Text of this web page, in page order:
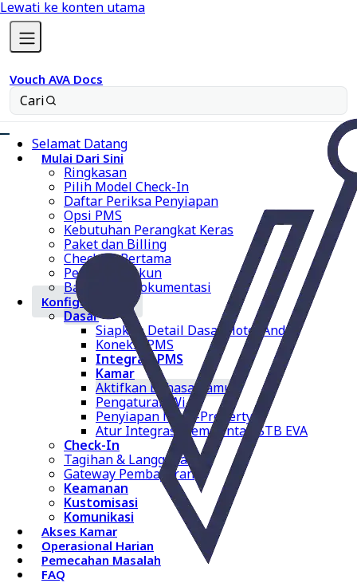
Lewati ke konten utama
Vouch AVA Docs
Cari
Selamat Datang
Mulai Dari Sini
Ringkasan
Pilih Model Check-In
Daftar Periksa Penyiapan
Opsi PMS
Kebutuhan Perangkat Keras
Paket dan Billing
Check-In Pertama
Penyiapan Akun
Bantuan & Dokumentasi
Konfigurasi AVA
Dasar
Siapkan Detail Dasar Hotel Anda
Koneksi PMS
Integrasi PMS
Kamar
Aktifkan Bahasa Tamu
Pengaturan Wi-Fi
Penyiapan Multi-Property
Atur Integrasi Pemerintah STB EVA
Check-In
Tagihan & Langganan
Gateway Pembayaran
Keamanan
Kustomisasi
Komunikasi
Akses Kamar
Operasional Harian
Pemecahan Masalah
FAQ